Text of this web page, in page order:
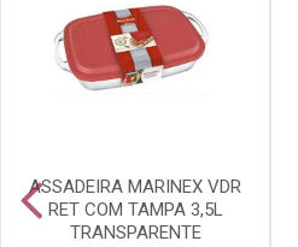
ASSADEIRA MARINEX VDR
RET COM TAMPA 3,5L
TRANSPARENTE